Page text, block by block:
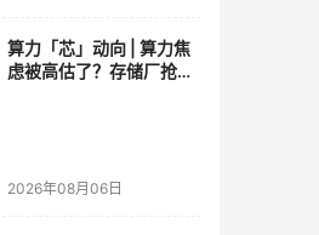
算力「芯」动向 | 算力焦
虑被高估了？存储厂抢了
2026年08月06日